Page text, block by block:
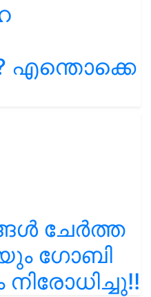
ചേർത്ത
ഗോബി